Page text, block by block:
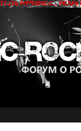
РґР°РЅРЅС‹С…